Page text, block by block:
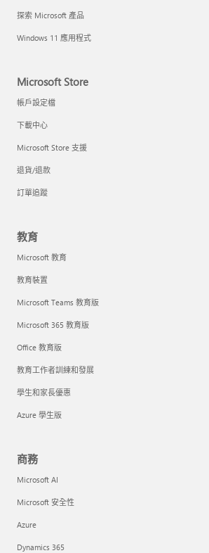
探索 Microsoft 產品
Windows 11 應用程式
Microsoft Store
帳戶設定檔
下載中心
Microsoft Store 支援
退貨/退款
訂單追蹤
教育
Microsoft 教育
教育裝置
Microsoft Teams 教育版
Microsoft 365 教育版
Office 教育版
教育工作者訓練和發展
學生和家長優惠
Azure 學生版
商務
Microsoft AI
Microsoft 安全性
Azure
Dynamics 365